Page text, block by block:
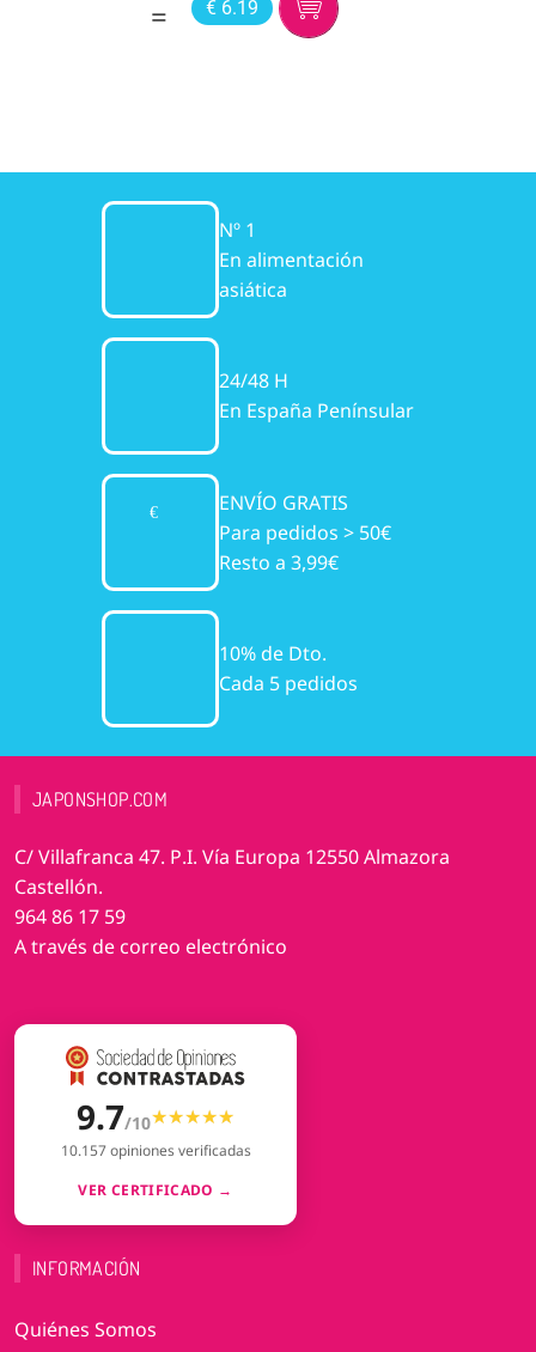
€ 6.19
Nº 1
En alimentación
asiática
24/48 H
En España Penínsular
ENVÍO GRATIS
Para pedidos > 50€
Resto a 3,99€
10% de Dto.
Cada 5 pedidos
JAPONSHOP.COM
C/ Villafranca 47. P.I. Vía Europa 12550 Almazora
Castellón.
964 86 17 59
A través de correo electrónico
9.7/10★★★★★
★★★★★
10.157 opiniones verificadas
VER CERTIFICADO →
INFORMACIÓN
Quiénes Somos